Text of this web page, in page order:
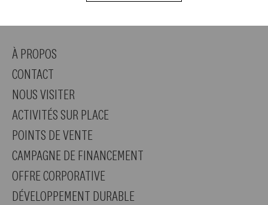
À PROPOS
CONTACT
NOUS VISITER
ACTIVITÉS SUR PLACE
POINTS DE VENTE
CAMPAGNE DE FINANCEMENT
OFFRE CORPORATIVE
DÉVELOPPEMENT DURABLE